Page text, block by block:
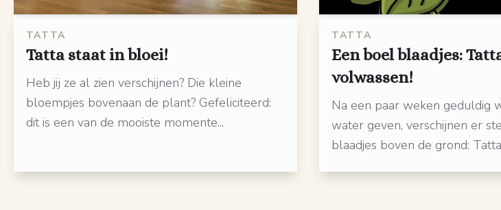
TATTA
Tatta staat in bloei!
Heb jij ze al zien verschijnen? Die kleine
bloempjes bovenaan de plant? Gefeliciteerd:
dit is een van de mooiste momente...
TATTA
Een boel blaadjes:
volwassen!
Na een paar weken geduldig
water geven, verschijnen er
blaadjes boven de grond: